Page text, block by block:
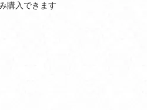
購入できます